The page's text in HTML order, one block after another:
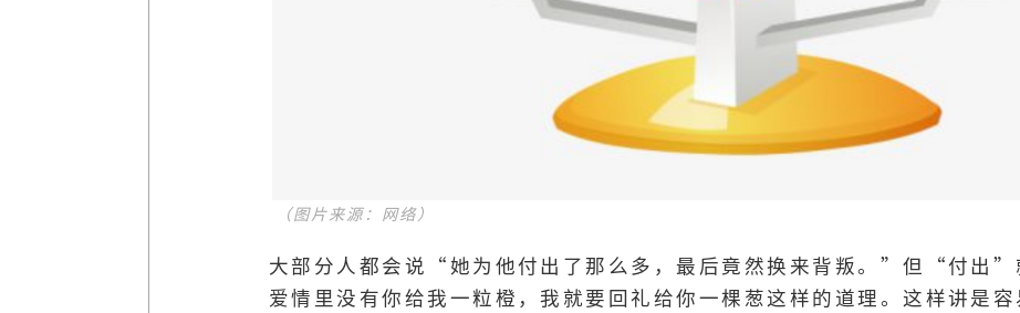
（图片来源：网络）
大部分人都会说“她为他付出了那么多，最后竟然换来背叛。”但“付出”
爱情里没有你给我一粒橙，我就要回礼给你一棵葱这样的道理。这样讲是